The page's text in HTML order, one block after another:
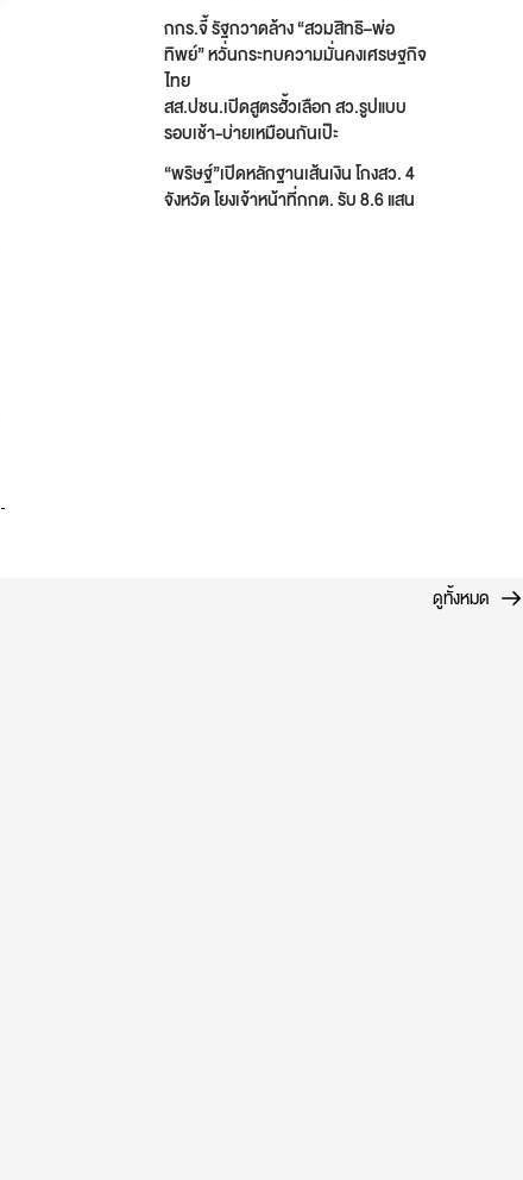
กกร.จี้ รัฐกวาดล้าง “สวมสิทธิ–พ่อ
ทิพย์” หวั่นกระทบความมั่นคงเศรษฐกิจ
ไทย
สส.ปชน.เปิดสูตรฮั้วเลือก สว.รูปแบบ
รอบเช้า-บ่ายเหมือนกันเป๊ะ
“พริษฐ์”เปิดหลักฐานเส้นเงิน โกงสว. 4
จังหวัด โยงเจ้าหน้าที่กกต. รับ 8.6 แสน
ดูทั้งหมด